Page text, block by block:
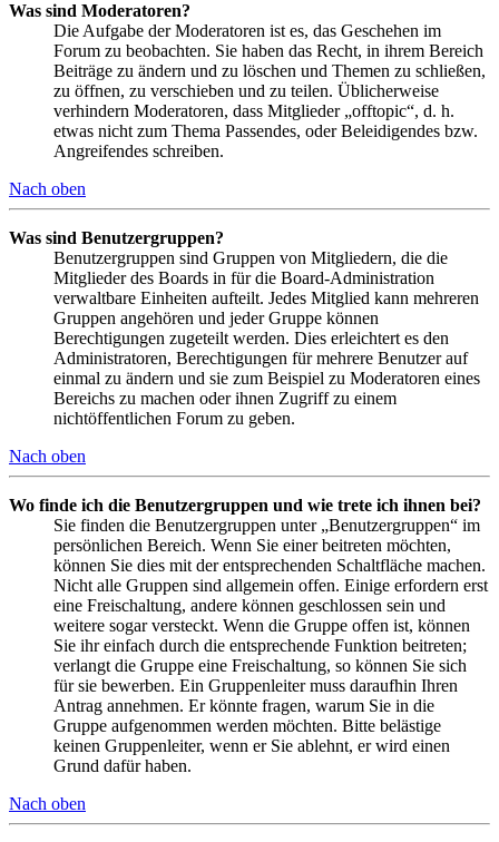
Was sind Moderatoren?
Die Aufgabe der Moderatoren ist es, das Geschehen im
Forum zu beobachten. Sie haben das Recht, in ihrem Bereich
Beiträge zu ändern und zu löschen und Themen zu schließen,
zu öffnen, zu verschieben und zu teilen. Üblicherweise
verhindern Moderatoren, dass Mitglieder „offtopic“, d. h.
etwas nicht zum Thema Passendes, oder Beleidigendes bzw.
Angreifendes schreiben.
Nach oben
Was sind Benutzergruppen?
Benutzergruppen sind Gruppen von Mitgliedern, die die
Mitglieder des Boards in für die Board-Administration
verwaltbare Einheiten aufteilt. Jedes Mitglied kann mehreren
Gruppen angehören und jeder Gruppe können
Berechtigungen zugeteilt werden. Dies erleichtert es den
Administratoren, Berechtigungen für mehrere Benutzer auf
einmal zu ändern und sie zum Beispiel zu Moderatoren eines
Bereichs zu machen oder ihnen Zugriff zu einem
nichtöffentlichen Forum zu geben.
Nach oben
Wo finde ich die Benutzergruppen und wie trete ich ihnen bei?
Sie finden die Benutzergruppen unter „Benutzergruppen“ im
persönlichen Bereich. Wenn Sie einer beitreten möchten,
können Sie dies mit der entsprechenden Schaltfläche machen.
Nicht alle Gruppen sind allgemein offen. Einige erfordern erst
eine Freischaltung, andere können geschlossen sein und
weitere sogar versteckt. Wenn die Gruppe offen ist, können
Sie ihr einfach durch die entsprechende Funktion beitreten;
verlangt die Gruppe eine Freischaltung, so können Sie sich
für sie bewerben. Ein Gruppenleiter muss daraufhin Ihren
Antrag annehmen. Er könnte fragen, warum Sie in die
Gruppe aufgenommen werden möchten. Bitte belästige
keinen Gruppenleiter, wenn er Sie ablehnt, er wird einen
Grund dafür haben.
Nach oben